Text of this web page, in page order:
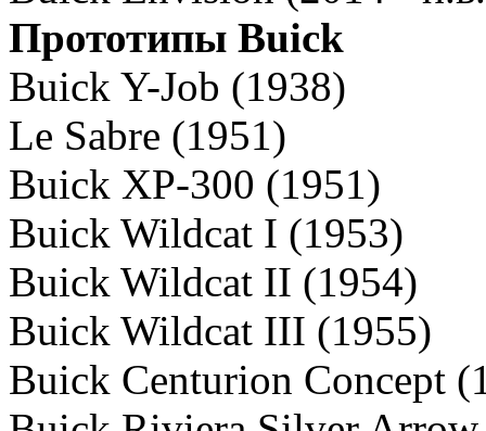
Прототипы Buick
Buick Y-Job (1938)
Le Sabre (1951)
Buick XP-300 (1951)
Buick Wildcat I (1953)
Buick Wildcat II (1954)
Buick Wildcat III (1955)
Buick Centurion Concept